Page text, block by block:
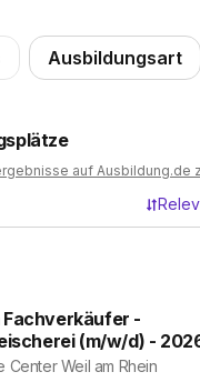
Ausbildungsart
auf Ausbildung.de
-
(m/w/d) -
Center Weil am Rhein